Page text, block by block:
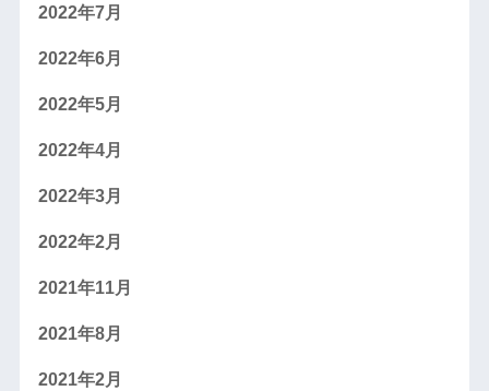
2022年7月
2022年6月
2022年5月
2022年4月
2022年3月
2022年2月
2021年11月
2021年8月
2021年2月